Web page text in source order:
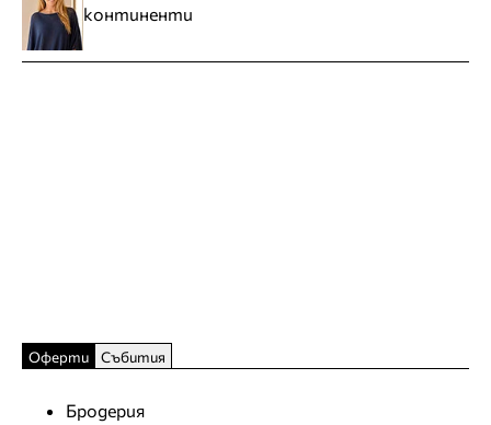
континенти
Оферти Събития
Бродерия